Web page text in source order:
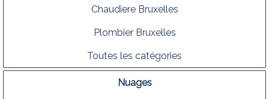
Chaudiere Bruxelles
Plombier Bruxelles
Toutes les catégories
Nuages